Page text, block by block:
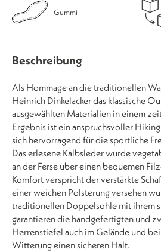
Gummi
Beschreibung
Als Hommage an die traditionellen
Heinrich Dinkelacker das klassische
ausgewählten Materialien in einem
Ergebnis ist ein anspruchsvoller
sich hervorragend für die sportliche
Das erlesene Kalbsleder wurde
an der Ferse über einen bequemen
Komfort verspricht der verstärkte
einer weichen Polsterung versehen
traditionellen Doppelsohle mit ihrem
garantieren die handgefertigten und
Herrenstiefel auch im Gelände und
Witterung einen sicheren Halt.